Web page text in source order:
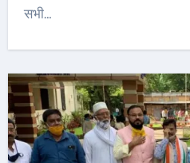
सभी…